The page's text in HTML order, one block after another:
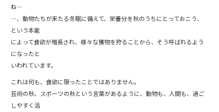
ね―
―、動物たちが来たる冬眠に備えて、栄養分を秋のうちにとっておこう、
という本能
によって食欲が増長され、様々な獲物を狩ることから、そう呼ばれるよう
になったと
いわれています。
これは何も、食欲に限ったことではありません。
芸術の秋、スポーツの秋という言葉があるように、動物も、人間も、過ご
しやすく活